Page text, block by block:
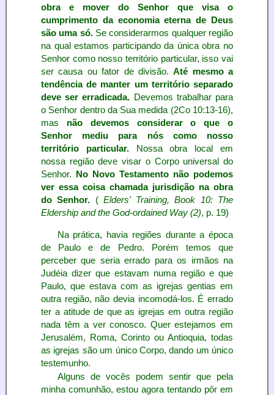
obra e mover do Senhor que visa o
cumprimento da economia eterna de Deus
são uma só. Se considerarmos qualquer região
na qual estamos participando da única obra no
Senhor como nosso território particular, isso vai
ser causa ou fator de divisão.Até mesmo a
tendência de manter um território separado
deve ser erradicada. Devemos trabalhar para
o Senhor dentro da Sua medida (2Co 10:13-16),
mas não devemos considerar o que o
Senhor mediu para nós como nosso
território particular.
Nossa obra local em
nossa região deve visar o Corpo universal do
Senhor.
No Novo Testamento não podemos
ver essa coisa chamada jurisdição na obra
do Senhor. ( Elders' Training, Book 10: The
Eldership and the God-ordained Way (2), p. 19)
Na prática, havia regiões durante a época
de Paulo e de Pedro. Porém temos que
perceber que seria errado para os irmãos na
Judéia dizer que estavam numa região e que
Paulo, que estava com as igrejas gentias em
outra região, não devia incomodá-los. É errado
ter a atitude de que as igrejas em outra região
nada têm a ver conosco. Quer estejamos em
Jerusalém, Roma, Corinto ou Antioquia, todas
as igrejas são um único Corpo, dando um único
testemunho.
Alguns de vocês podem sentir que pela
minha comunhão, estou agora tentando pôr em